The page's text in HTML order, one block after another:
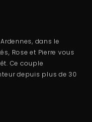
dans le
Rose et Pierre vous
Ce couple
depuis plus de 30